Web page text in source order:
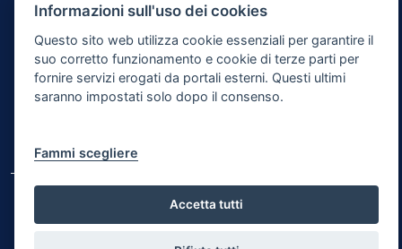
Dichiarazione di Accessibilità
Note Legali
Cookie e Privacy
Mappa del sito
© Regione Puglia
Informazioni sull'uso dei cookies
Questo sito web utilizza cookie essenziali per garantire il
suo corretto funzionamento e cookie di terze parti per
fornire servizi erogati da portali esterni. Questi ultimi
saranno impostati solo dopo il consenso.
Fammi scegliere
Accetta tutti